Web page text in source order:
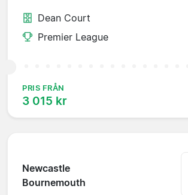
Dean Court
Premier League
PRIS FRÅN
3 015 kr
Newcastle
Bournemouth